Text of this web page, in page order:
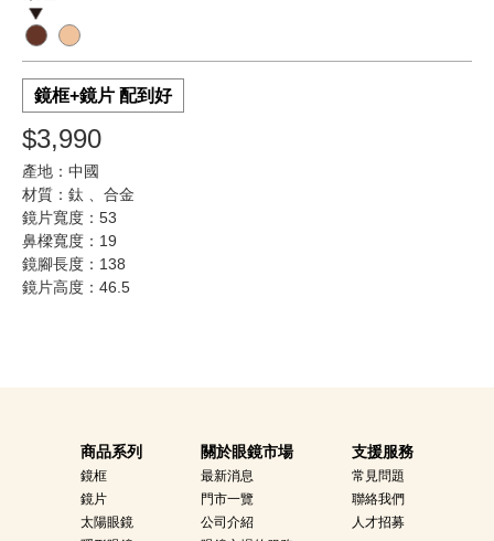
鏡框+鏡片 配到好
$3,990
產地：中國
材質：鈦 、合金
鏡片寬度：53
鼻樑寬度：19
鏡腳長度：138
鏡片高度：46.5
商品系列
鏡框
鏡片
太陽眼鏡
關於眼鏡市場
最新消息
門市一覽
公司介紹
支援服務
常見問題
聯絡我們
人才招募